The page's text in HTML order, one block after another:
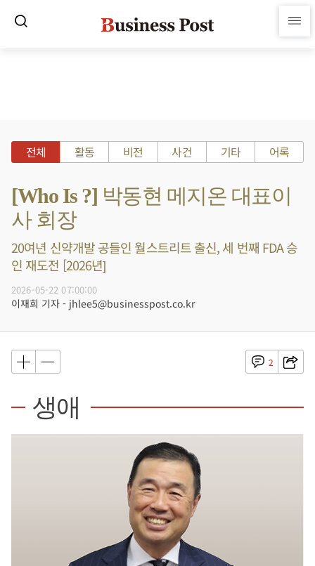
전체 활동 비전 사건 기타 어록
[Who Is ?] 박동현 메지온 대표이
사 회장
20여년 신약개발 공들인 월스트리트 출신, 세 번째 FDA 승
인 재도전 [2026년]
2026-05-22 07:00:00
이재희 기자 - jhlee5@businesspost.co.kr
2
생애